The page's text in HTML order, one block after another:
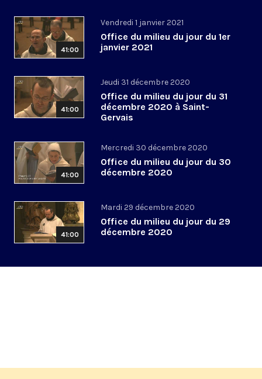
41:00
Vendredi 1 janvier 2021
Office du milieu du jour du 1er
janvier 2021
41:00
Jeudi 31 décembre 2020
Office du milieu du jour du 31
décembre 2020 à Saint-
Gervais
41:00
Mercredi 30 décembre 2020
Office du milieu du jour du 30
décembre 2020
41:00
Mardi 29 décembre 2020
Office du milieu du jour du 29
décembre 2020